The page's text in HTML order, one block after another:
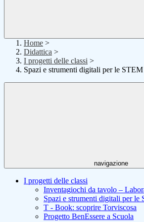
Home >
Didattica >
I progetti delle classi >
Spazi e strumenti digitali per le STEM
navigazione
I progetti delle classi
Inventagiochi da tavolo –
Spazi e strumenti digitali per le
T - Book: scoprire Torviscosa
Progetto BenEssere a Scuola